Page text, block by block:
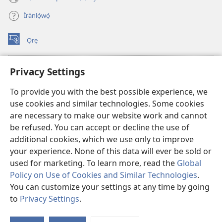
Privacy Settings
To provide you with the best possible experience, we
use cookies and similar technologies. Some cookies
are necessary to make our website work and cannot
be refused. You can accept or decline the use of
additional cookies, which we use only to improve
your experience. None of this data will ever be sold or
used for marketing. To learn more, read the Global
Policy on Use of Cookies and Similar Technologies.
You can customize your settings at any time by going
to Privacy Settings.
Ìrànlọ́wọ́
Ọrẹ
(opens
new
ÀKÁ ÌWÉ ORÍ ÍŃTÁNẸ́Ẹ̀TÌ TI Watchtower™
(opens
window)JW Hub
(opens
new
window)JW Library
Watchtower Library ®
Copyright© 2026 Watch Tower Bible and Tract Society of Pennsylvania.
ÀDÉHÙN LÍLO ÌKÀNNÌ